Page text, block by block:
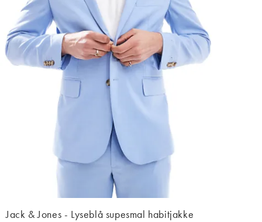
Jack & Jones - Lyseblå supesmal habitjakke